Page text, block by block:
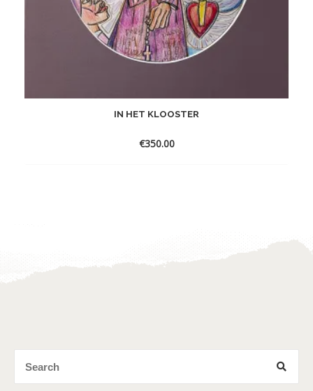
IN HET KLOOSTER
€350.00